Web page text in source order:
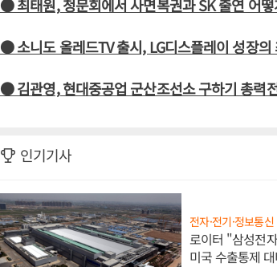
● 최태원, 청문회에서 사면복권과 SK 출연 어
● 소니도 올레드TV 출시, LG디스플레이 성장의
● 김관영, 현대중공업 군산조선소 구하기 총력
인기기사
전자·전기·정보통신
로이터 "삼성전
미국 수출통제